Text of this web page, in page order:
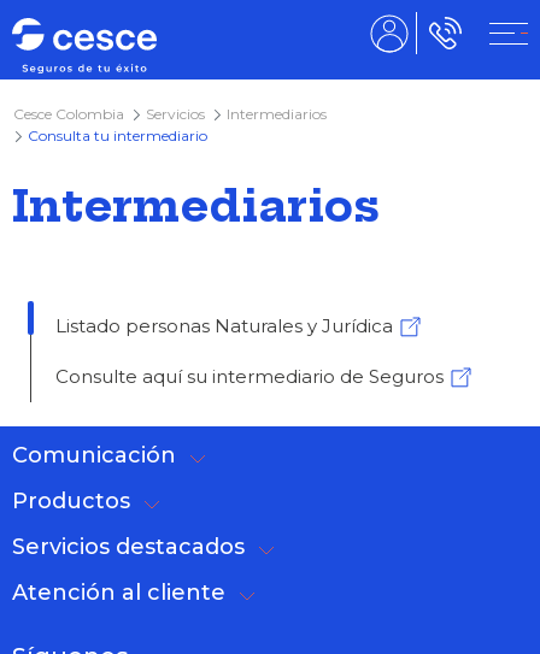
Cesce Colombia Servicios
Intermediarios
Consulta tu intermediario
Intermediarios
Listado personas Naturales y Jurídica
Consulte aquí su intermediario de Seguros
Comunicación
Productos
Servicios destacados
Atención al cliente